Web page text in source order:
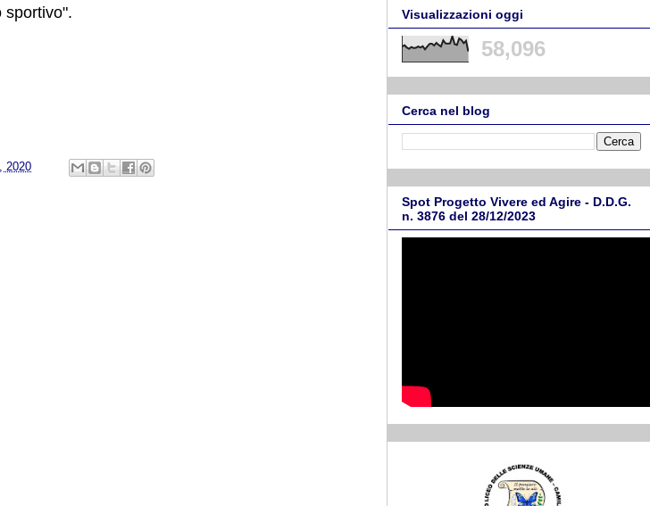
sportivo".
2020
Visualizzazioni oggi
58,096
Cerca nel blog
Spot Progetto Vivere ed Agire - D.D.G.
n. 3876 del 28/12/2023